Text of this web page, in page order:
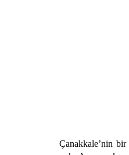
Çanakkale’nin bir